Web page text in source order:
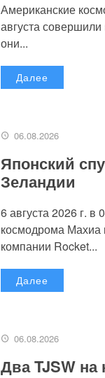
Американские
августа
они...
Далее
06.08.2026
Японский
Зеландии
6 августа 2026 г.
космодрома
компании Rocket...
Далее
06.08.2026
Два TJSW на